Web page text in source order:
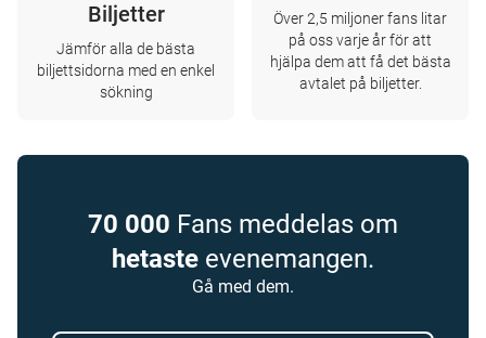
Biljetter
Jämför alla de bästa
biljettsidorna med en enkel
sökning
Över 2,5 miljoner fans litar
på oss varje år för att
hjälpa dem att få det bästa
avtalet på biljetter.
70 000 Fans meddelas om
hetaste evenemangen.
Gå med dem.